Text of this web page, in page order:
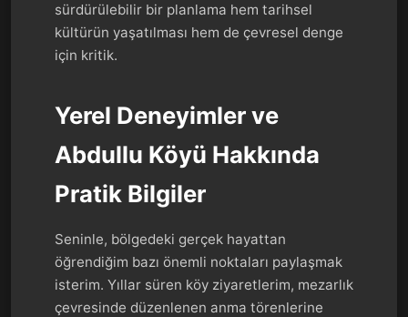
sürdürülebilir bir planlama hem tarihsel
kültürün yaşatılması hem de çevresel denge
için kritik.
Yerel Deneyimler ve
Abdullu Köyü Hakkında
Pratik Bilgiler
Seninle, bölgedeki gerçek hayattan
öğrendiğim bazı önemli noktaları paylaşmak
isterim. Yıllar süren köy ziyaretlerim, mezarlık
çevresinde düzenlenen anma törenlerine